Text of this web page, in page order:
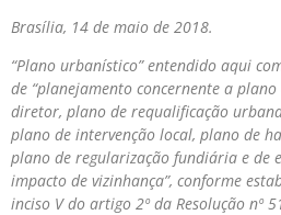
Brasília, 14 de maio de 2018.
“Plano urbanístico” entendido aqui
de “planejamento concernente a
diretor, plano de requalificação
plano de intervenção local, plano de
plano de regularização fundiária e de
impacto de vizinhança”, conforme
inciso V do artigo 2º da Resolução nº